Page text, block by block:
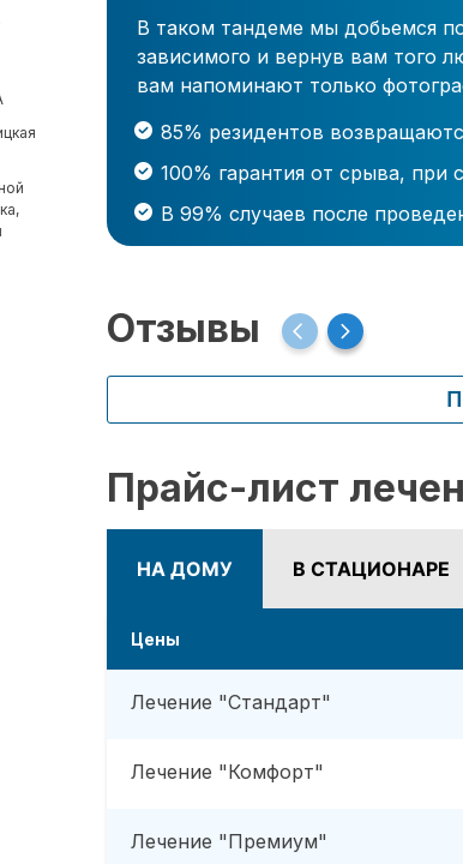
В таком тандеме мы добьемся
зависимого и вернув вам того
вам напоминают только
85% резидентов
100% гарантия от срыва,
В 99% случаев после
Отзывы
Прайс-лист
НА ДОМУ В СТАЦИОНАРЕ
Цены
Лечение "Стандарт"
Лечение "Комфорт"
Лечение "Премиум"